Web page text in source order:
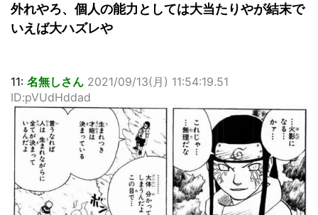
外れやろ、個人の能力としては大当たりやが結末で
いえば大ハズレや
11: 名無しさん 2021/09/13(月) 11:54:19.51
ID:pVUdHddad